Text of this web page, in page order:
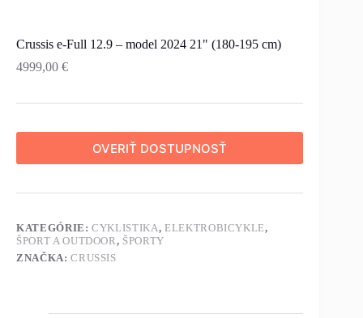
Crussis e-Full 12.9 – model 2024 21" (180-195 cm)
4999,00 €
OVERIŤ DOSTUPNOSŤ
KATEGÓRIE:CYKLISTIKA, ELEKTROBICYKLE,
ŠPORT A OUTDOOR, ŠPORTY
ZNAČKA:CRUSSIS